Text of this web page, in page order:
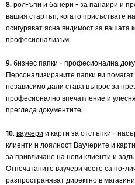
8. рол-ъпи и банери - за панаири и
вашия стартъп, когато присъствате
осигуряват ясна видимост за вашата
професионализъм.
9. бизнес папки - професионална
Персонализираните папки ви
независимо дали става въпрос за
професионално впечатление и
прегледа документите.
10. ваучери и карти за отстъпки -
клиенти и лоялност Ваучерите и
за привличане на нови клиенти и
Отпечатаните ваучери често са по-
разпространяват директно в